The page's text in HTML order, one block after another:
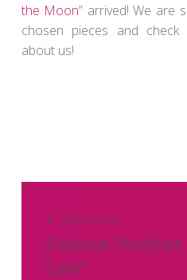
the Moon” arrived! We are
chosen pieces and
about us!
Beitragsnavigation
PREVIOUS POST
Editorial “Another
Love”